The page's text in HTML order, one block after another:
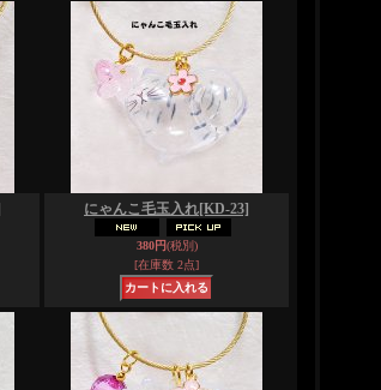
にゃんこ毛玉入れ[KD-23]
380円(税別)
[在庫数 2点]